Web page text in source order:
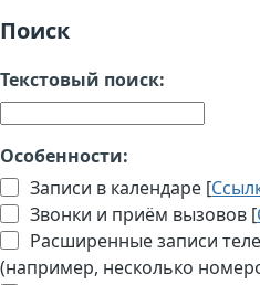
Поиск
Текстовый поиск:
Особенности:
Записи в календаре [
Звонки и приём вызовов [
Расширенные записи
(например, несколько